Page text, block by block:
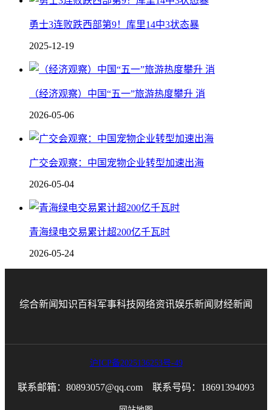
勇士3连败跌西部第9！库里14中3状态暴
2025-12-19
（经济观察）中国“五一”旅游热度攀升 消
2026-05-06
广交会观察：中国宠物企业转型加速出海
2026-05-04
青海绿电交易累计超200亿千瓦时
2026-05-24
综合新闻知识百科军事科技 网络资讯娱乐新闻 财经新闻
沪ICP备2025136253号-49
联系邮箱：80893057@qq.com 联系号码：18691394093